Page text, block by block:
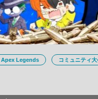
Apex Legends コミュニティ大